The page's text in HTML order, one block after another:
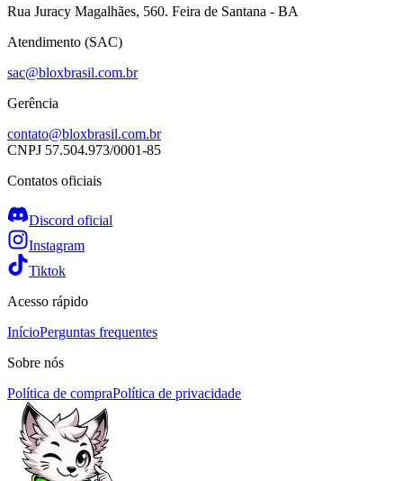
Rua Juracy Magalhães, 560. Feira de Santana - BA
Atendimento (SAC)
sac@bloxbrasil.com.br
Gerência
contato@bloxbrasil.com.br
CNPJ 57.504.973/0001-85
Contatos oficiais
Discord oficial
Instagram
Tiktok
Acesso rápido
InícioPerguntas frequentes
Sobre nós
Política de compraPolítica de privacidade